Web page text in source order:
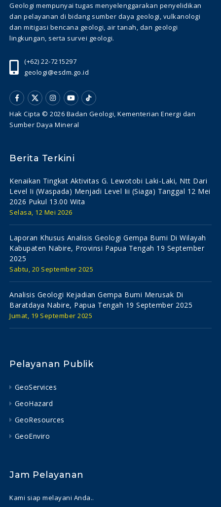
Geologi mempunyai tugas menyelenggarakan penyelidikan
dan pelayanan di bidang sumber daya geologi, vulkanologi
dan mitigasi bencana geologi, air tanah, dan geologi
lingkungan, serta survei geologi.
(+62) 22-7215297
geologi@esdm.go.id
Hak Cipta © 2026 Badan Geologi, Kementerian Energi dan
Sumber Daya Mineral
Berita Terkini
Kenaikan Tingkat Aktivitas G. Lewotobi Laki-Laki, Ntt Dari
Level Ii (waspada) Menjadi Level Iii (siaga) Tanggal 12 Mei
2026 Pukul 13.00 Wita
Selasa, 12 Mei 2026
Laporan Khusus Analisis Geologi Gempa Bumi Di Wilayah
Kabupaten Nabire, Provinsi Papua Tengah 19 September
2025
Sabtu, 20 September 2025
Analisis Geologi Kejadian Gempa Bumi Merusak Di
Baratdaya Nabire, Papua Tengah 19 September 2025
Jumat, 19 September 2025
Pelayanan Publik
GeoServices
GeoHazard
GeoResources
GeoEnviro
Jam Pelayanan
Kami siap melayani Anda..